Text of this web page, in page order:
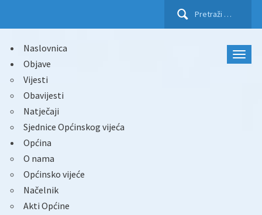
Pretraži:
Naslovnica
Objave
Vijesti
Obavijesti
Natječaji
Sjednice Općinskog vijeća
Općina
O nama
Općinsko vijeće
Načelnik
Akti Općine